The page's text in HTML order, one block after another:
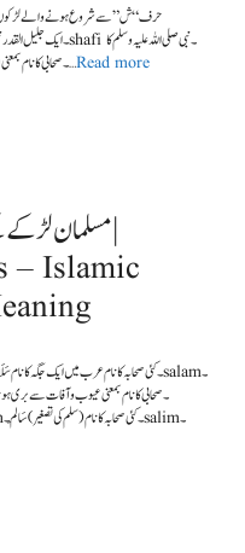
نام بمعنی خوب شفاعت کرنے والا شَافِع۔ shafii۔ صحابی کانام بمعنی شفاعت کرنے والا …Read more
مسلمان لڑکے
– Islamic